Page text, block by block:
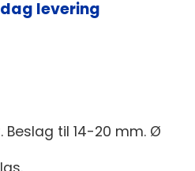
levering
Beslag til 14-20 mm. Ø